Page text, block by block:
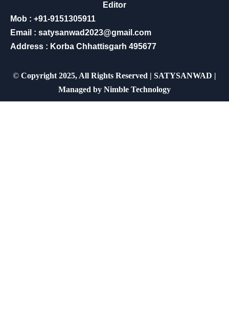
Editor
Mob : +91-9151305911
Email : satysanwad2023@gmail.com
Address : Korba Chhattisgarh 495677
© Copyright 2025, All Rights Reserved | SATYSANWAD |
Managed by Nimble Technology